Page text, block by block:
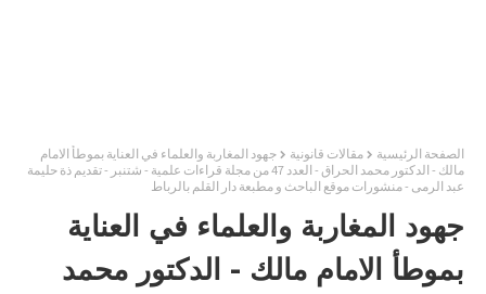
الصفحة الرئيسية مقالات قانونية
جهود المغاربة والعلماء في العناية بموطأ الامام
مالك - الدكتور محمد الحراق - العدد 47 من مجلة قراءات علمية - شتنبر - تقديم ذة حليمة
عبد الرمى - منشورات موقع الباحث و مطبعة دار القلم بالرباط
جهود المغاربة والعلماء في العناية
بموطأ الامام مالك - الدكتور محمد